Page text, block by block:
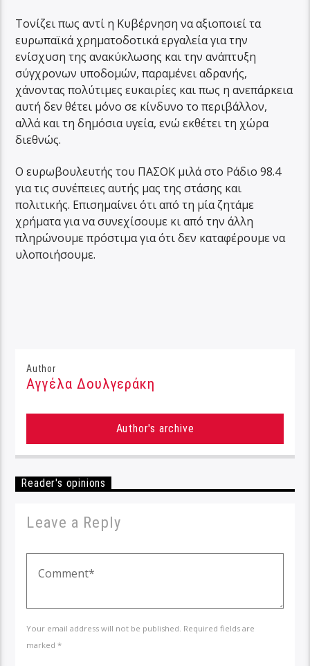
Τονίζει πως αντί η Κυβέρνηση να αξιοποιεί τα
ευρωπαϊκά χρηματοδοτικά εργαλεία για την
ενίσχυση της ανακύκλωσης και την ανάπτυξη
σύγχρονων υποδομών, παραμένει αδρανής,
χάνοντας πολύτιμες ευκαιρίες και πως η ανεπάρκεια
αυτή δεν θέτει μόνο σε κίνδυνο το περιβάλλον,
αλλά και τη δημόσια υγεία, ενώ εκθέτει τη χώρα
διεθνώς.
Ο ευρωβουλευτής του ΠΑΣΟΚ μιλά στο Ράδιο 98.4
για τις συνέπειες αυτής μας της στάσης και
πολιτικής. Επισημαίνει ότι από τη μία ζητάμε
χρήματα για να συνεχίσουμε κι από την άλλη
πληρώνουμε πρόστιμα για ότι δεν καταφέρουμε να
υλοποιήσουμε.
Author
Αγγέλα Δουλγεράκη
Author's archive
Reader's opinions
Leave a Reply
Your email address will not be published. Required fields are
marked *